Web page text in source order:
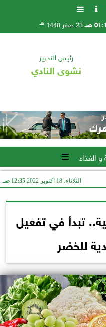
صـ 23 صفر 1448 هـ
رئيس التحرير
نشوى النادي
الغذاء
الثلاثاء، 18 أكتوبر 2022 12:35 صـ
تبدأ في تفعيل
للخضر